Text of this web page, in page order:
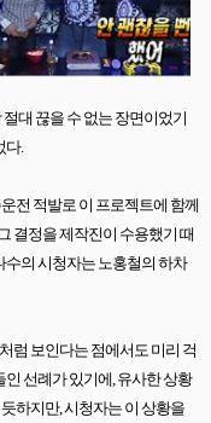
대 끊을 수 없는 장면이었기
다.
전 적발로 이 프로젝트에 함께
결정을 제작진이 수용했기 때
수의 시청자는 노홍철의 하차
럼 보인다는 점에서도 미리 걱
선례가 있기에,유사한 상황
하지만,시청자는 이 상황을